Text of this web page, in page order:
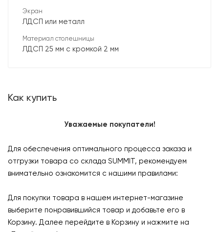
Экран
ЛДСП или металл
Материал столешницы
ЛДСП 25 мм с кромкой 2 мм
Как купить
Уважаемые покупатели!
Для обеспечения оптимального процесса заказа и
отгрузки товара со склада SUMMIT, рекомендуем
внимательно ознакомится с нашими правилами:
Для покупки товара в нашем интернет-магазине
выберите понравившийся товар и добавьте его в
Корзину. Далее перейдите в Корзину и нажмите на